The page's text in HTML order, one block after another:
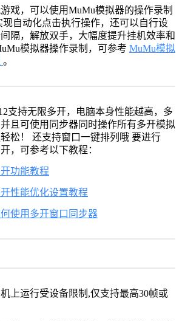
戏，可以使用MuMu模拟器的操作录制
自动化点击执行操作，还可以自行设
隔，解放双手，大幅度提升挂机效率和
模拟器操作录制，可参考 MuMu模拟
。
支持无限多开，电脑本身性能越高，多
且可使用同步器同时操作所有多开模拟
松！ 还支持窗口一键排列哦 要进行
，可参考以下教程：
功能教程
性能优化设置教程
使用多开窗口同步器
上运行受设备限制,仅支持最高30帧或